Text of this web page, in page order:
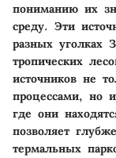
пониманию их
среду. Эти
разных уголках
тропических
источников не
процессами, но
где они
позволяет
термальных